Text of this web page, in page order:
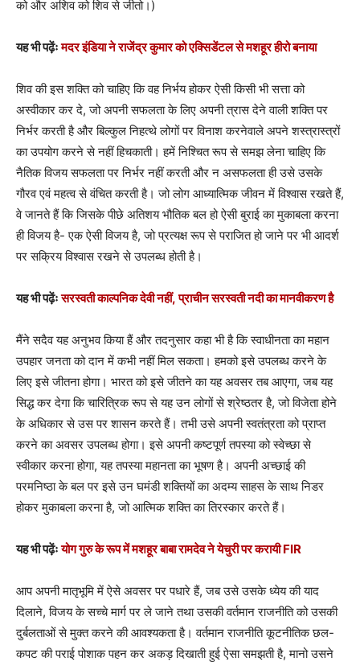
को और अशिव को शिव से जीतो।)
यह भी पढ़ेंःमदर इंडिया ने राजेंद्र कुमार को एक्सिडेंटल से मशहूर हीरो बनाया
शिव की इस शक्ति को चाहिए कि वह निर्भय होकर ऐसी किसी भी सत्ता को
अस्वीकार कर दे, जो अपनी सफलता के लिए अपनी त्रास देने वाली शक्ति पर
निर्भर करती है और बिल्कुल निहत्थे लोगों पर विनाश करनेवाले अपने शस्त्रास्त्रों
का उपयोग करने से नहीं हिचकाती। हमें निश्चित रूप से समझ लेना चाहिए कि
नैतिक विजय सफलता पर निर्भर नहीं करती और न असफलता ही उसे उसके
गौरव एवं महत्व से वंचित करती है। जो लोग आध्यात्मिक जीवन में विश्वास रखते हैं,
वे जानते हैं कि जिसके पीछे अतिशय भौतिक बल हो ऐसी बुराई का मुकाबला करना
ही विजय है- एक ऐसी विजय है, जो प्रत्यक्ष रूप से पराजित हो जाने पर भी आदर्श
पर सक्रिय विश्वास रखने से उपलब्ध होती है।
यह भी पढ़ेंःसरस्वती काल्पनिक देवी नहीं, प्राचीन सरस्वती नदी का मानवीकरण है
मैंने सदैव यह अनुभव किया हैं और तदनुसार कहा भी है कि स्वाधीनता का महान
उपहार जनता को दान में कभी नहीं मिल सकता। हमको इसे उपलब्ध करने के
लिए इसे जीतना होगा। भारत को इसे जीतने का यह अवसर तब आएगा, जब यह
सिद्ध कर देगा कि चारित्रिक रूप से यह उन लोगों से श्रेष्ठतर है, जो विजेता होने
के अधिकार से उस पर शासन करते हैं। तभी उसे अपनी स्वतंत्रता को प्राप्त
करने का अवसर उपलब्ध होगा। इसे अपनी कष्टपूर्ण तपस्या को स्वेच्छा से
स्वीकार करना होगा, यह तपस्या महानता का भूषण है। अपनी अच्छाई की
परमनिष्ठा के बल पर इसे उन घमंडी शक्तियों का अदम्य साहस के साथ निडर
होकर मुकाबला करना है, जो आत्मिक शक्ति का तिरस्कार करते हैं।
यह भी पढ़ेंःयोग गुरु के रूप में मशहूर बाबा रामदेव ने येचुरी पर करायी FIR
आप अपनी मातृभूमि में ऐसे अवसर पर पधारे हैं, जब उसे उसके ध्येय की याद
दिलाने, विजय के सच्चे मार्ग पर ले जाने तथा उसकी वर्तमान राजनीति को उसकी
दुर्बलताओं से मुक्त करने की आवश्यकता है। वर्तमान राजनीति कूटनीतिक छल-
कपट की पराई पोशाक पहन कर अकड़ दिखाती हुई ऐसा समझती है, मानो उसने